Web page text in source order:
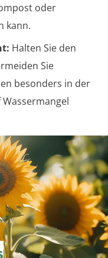
oder
kann.
Halten Sie den
Sie
besonders in der